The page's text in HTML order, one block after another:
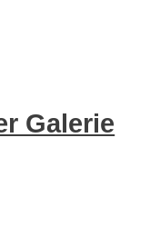
Galerie